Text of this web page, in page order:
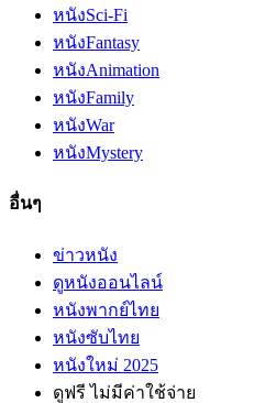
หนังSci-Fi
หนังFantasy
หนังAnimation
หนังFamily
หนังWar
หนังMystery
อื่นๆ
ข่าวหนัง
ดูหนังออนไลน์
หนังพากย์ไทย
หนังซับไทย
หนังใหม่ 2025
ดูฟรี ไม่มีค่าใช้จ่าย